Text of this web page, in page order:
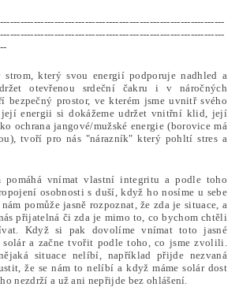
strom, který svou energií podporuje nadhled a
otevřenou srdeční čakru i v náročných
bezpečný prostor, ve kterém jsme uvnitř svého
energii si dokážeme udržet vnitřní klid, její
ochrana jangové/mužské energie (borovice má
tvoří pro nás "nárazník" který pohltí stres a
pomáhá vnímat vlastní integritu a podle toho
osobnosti s duší, když ho nosíme u sebe
pomůže jasně rozpoznat, že zda je situace, a
přijatelná či zda je mimo to, co bychom chtěli
Když si pak dovolíme vnímat toto jasné
solár a začne tvořit podle toho, co jsme zvolili.
situace nelíbí, například přijde nezvaná
že se nám to nelíbí a když máme solár dost
nezdrží a už ani nepřijde bez ohlášení.